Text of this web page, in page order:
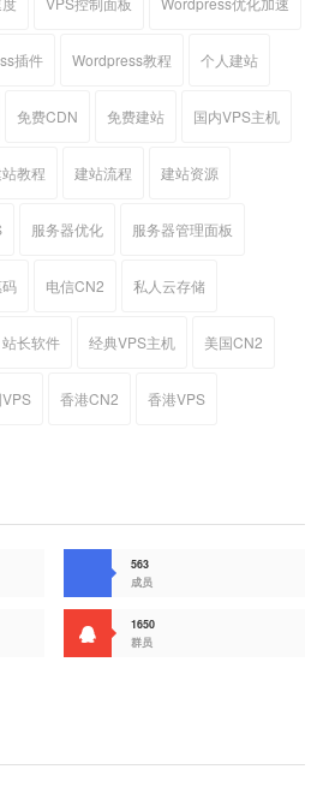
插件 Wordpress教程 个人建站
免费CDN 免费建站 国内VPS主机
教程 建站流程 建站资源
服务器优化 服务器管理面板
电信CN2 私人云存储
站长软件 经典VPS主机 美国CN2
香港CN2 香港VPS
563
成员
1650
群员